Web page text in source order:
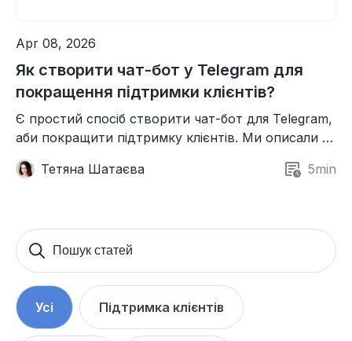
Apr 08, 2026
Як створити чат-бот у Telegram для
покращення підтримки клієнтів?
Є простий спосіб створити чат-бот для Telegram,
аби покращити підтримку клієнтів. Ми описали 9
кроків, які ви можете виконати просто сьогодні.
Тетяна Шатаєва
5min
Усі Підтримка клієнтів
Пошук